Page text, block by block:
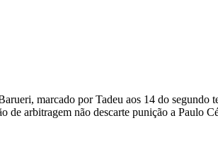
marcado por Tadeu aos 14 do
de arbitragem não descarte punição a Paulo